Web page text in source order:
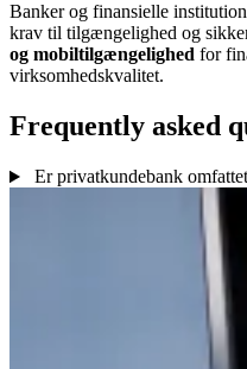
Banker og finansielle
krav til tilgængelighed og
og mobiltilgængelighed for
virksomhedskvalitet.
Frequently asked
Er privatkundebank